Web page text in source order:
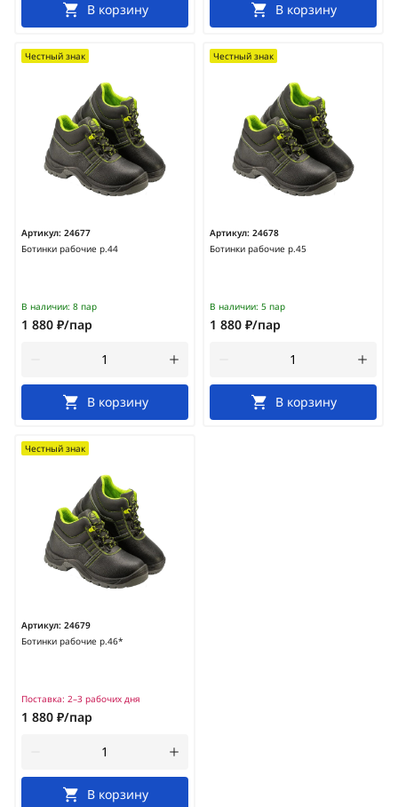
В корзину В корзину
Артикул: 24677
Ботинки рабочие р.44
Честный знак
В наличии: 8 пар
1 880 ₽/пар
В корзину
Артикул: 24678
Ботинки рабочие р.45
Честный знак
В наличии: 5 пар
1 880 ₽/пар
В корзину
Артикул: 24679
Ботинки рабочие р.46*
Честный знак
Поставка: 2–3 рабочих дня
1 880 ₽/пар
В корзину